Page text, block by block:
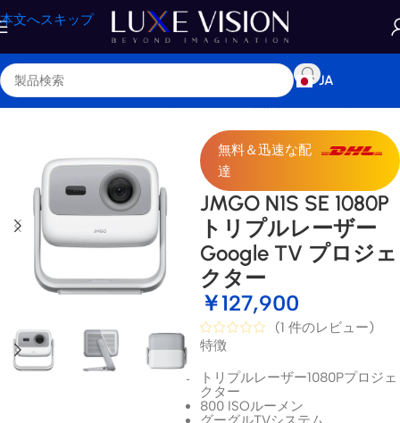
本文へスキップ
JA
ホーム/ショップ/プロジェクター/標準 / 長焦点プロジェクター
無料＆迅速な配
達
JMGO N1S SE 1080P
トリプルレーザー
Google TV プロジェ
クター
￥127,900
(1 件のレビュー)
特徴
トリプルレーザー1080Pプロジェ
クター
800 ISOルーメン